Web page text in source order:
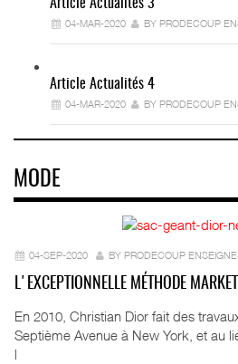
Article Actualités 3
04-MAR-2020 BY PRODECOUP
Article Actualités 4
04-MAR-2020 BY PRODECOUP
MODE
04-SEP-2020 BY PRODECOUP
L'EXCEPTIONNELLE MÉTHODE
En 2010, Christian Dior fait des
Septième Avenue à New York, et au
l